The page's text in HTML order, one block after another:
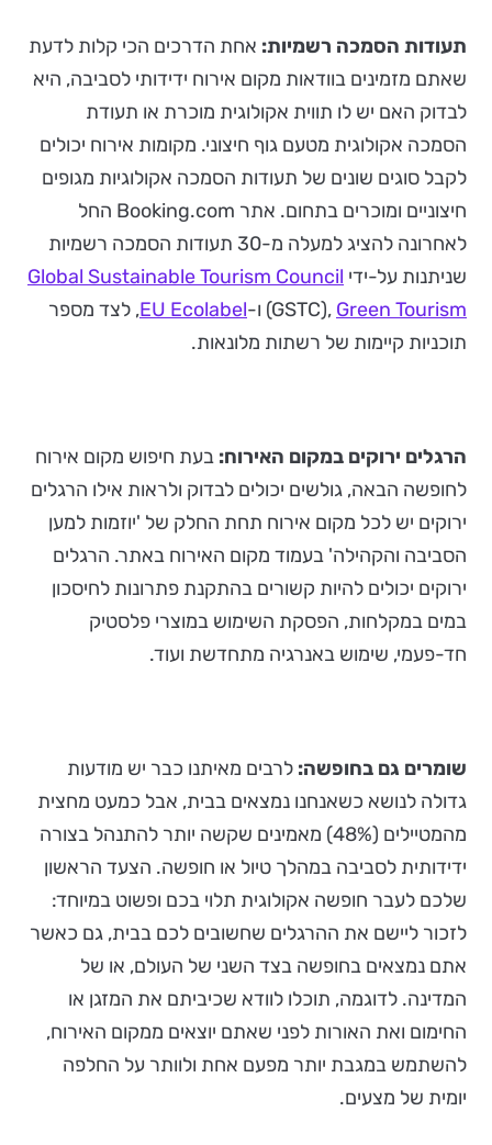
תעודות הסמכה רשמיות: אחת הדרכים הכי קלות לדעת
שאתם מזמינים בוודאות מקום אירוח ידידותי לסביבה, היא
לבדוק האם יש לו תווית אקולוגית מוכרת או תעודת
הסמכה אקולוגית מטעם גוף חיצוני. מקומות אירוח יכולים
לקבל סוגים שונים של תעודות הסמכה אקולוגיות מגופים
חיצוניים ומוכרים בתחום. אתר Booking.com החל
לאחרונה להציג למעלה מ-30 תעודות הסמכה רשמיות
שניתנות על-ידי Global Sustainable Tourism Council
(GSTC), Green Tourism ו-EU Ecolabel, לצד מספר
תוכניות קיימות של רשתות מלונאות.
הרגלים ירוקים במקום האירוח: בעת חיפוש מקום אירוח
לחופשה הבאה, גולשים יכולים לבדוק ולראות אילו הרגלים
ירוקים יש לכל מקום אירוח תחת החלק של 'יוזמות למען
הסביבה והקהילה' בעמוד מקום האירוח באתר. הרגלים
ירוקים יכולים להיות קשורים בהתקנת פתרונות לחיסכון
במים במקלחות, הפסקת השימוש במוצרי פלסטיק
חד-פעמי, שימוש באנרגיה מתחדשת ועוד.
שומרים גם בחופשה: לרבים מאיתנו כבר יש מודעות
גדולה לנושא כשאנחנו נמצאים בבית, אבל כמעט מחצית
מהמטיילים (48%) מאמינים שקשה יותר להתנהל בצורה
ידידותית לסביבה במהלך טיול או חופשה. הצעד הראשון
שלכם לעבר חופשה אקולוגית תלוי בכם ופשוט במיוחד:
לזכור ליישם את ההרגלים שחשובים לכם בבית, גם כאשר
אתם נמצאים בחופשה בצד השני של העולם, או של
המדינה. לדוגמה, תוכלו לוודא שכיביתם את המזגן או
החימום ואת האורות לפני שאתם יוצאים ממקום האירוח,
להשתמש במגבת יותר מפעם אחת ולוותר על החלפה
יומית של מצעים.